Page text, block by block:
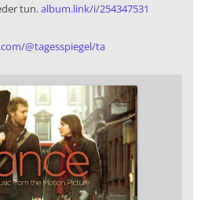
tun.album.link/i/254347531
@tagesspiegel/ta